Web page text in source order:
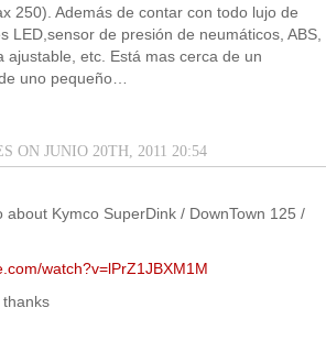
250). Además de contar con todo lujo de
LED,sensor de presión de neumáticos, ABS,
ajustable, etc. Está mas cerca de un
uno pequeño…
ON JUNIO 20TH, 2011 20:54
about Kymco SuperDink / DownTown 125 /
watch?v=lPrZ1JBXM1M